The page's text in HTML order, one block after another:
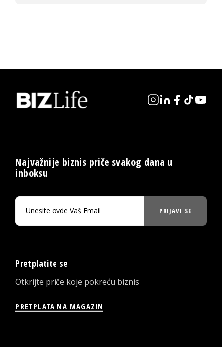
Najvažnije biznis priče svakog dana u
inboksu
PRIJAVI SE
Pretplatite se
Otkrijte priče koje pokreću biznis
PRETPLATA NA MAGAZIN